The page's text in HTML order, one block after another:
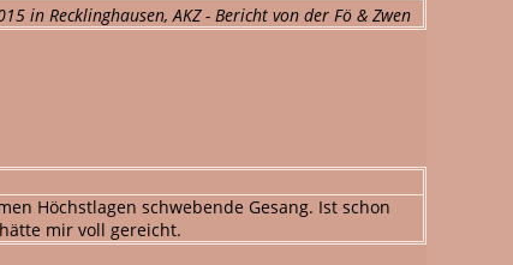
in Recklinghausen, AKZ - Bericht von der Fö & Zwen
Höchstlagen schwebende Gesang. Ist schon
mir voll gereicht.